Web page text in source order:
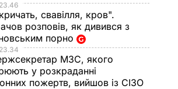
свавілля, кров".
розповів, як дивився з
порно
МЗС, якого
у розкраданні
пожертв, вийшов із СІЗО